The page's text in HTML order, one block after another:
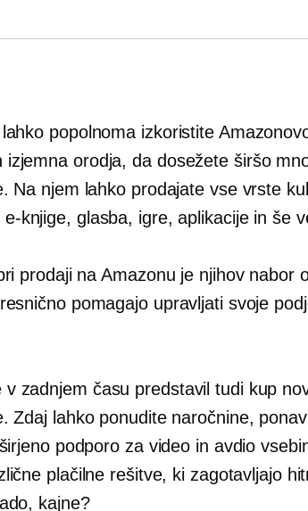
popolnoma izkoristite
izjemna orodja, da dosežete širšo
Na njem lahko prodajate vse vrste
knjige, glasba, igre, aplikacije in še
prodaji na Amazonu je njihov nabor
pomagajo upravljati svoje
v zadnjem času predstavil tudi kup
Zdaj lahko ponudite naročnine,
podporo za video in avdio
plačilne rešitve, ki zagotavljajo
kajne?